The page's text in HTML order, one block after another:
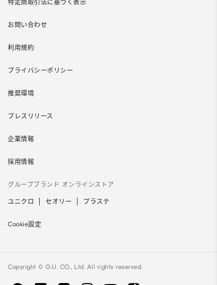
特定商取引法に基づく表示
お問い合わせ
利用規約
プライバシーポリシー
推奨環境
プレスリリース
企業情報
採用情報
グループブランド オンラインストア
ユニクロ セオリー プラステ
Cookie設定
Copyright © G.U. CO., Ltd. All rights reserved.